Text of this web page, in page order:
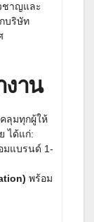
ชาญและ
บริษัท
าน
ลุมทุกผู้ให้
ได้แก่:
มแบรนด์ 1-
พร้อม